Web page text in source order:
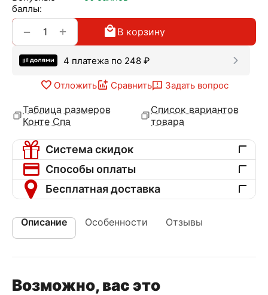
баллы:
+
− В корзину
4 платежа по 248 ₽
Отложить Сравнить Задать вопрос
Таблица размеров
Конте Спа
Список вариантов
товара
Система скидок
Способы оплаты
Бесплатная доставка
Описание Особенности Отзывы
Возможно, вас это